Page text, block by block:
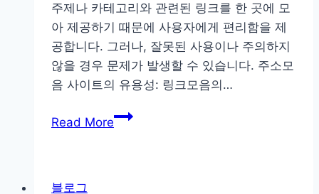
주제나 카테고리와 관련된 링크를 한 곳에 모
아 제공하기 때문에 사용자에게 편리함을 제
공합니다. 그러나, 잘못된 사용이나 주의하지
않을 경우 문제가 발생할 수 있습니다. 주소모
음 사이트의 유용성: 링크모음의…
Read More주
블로그